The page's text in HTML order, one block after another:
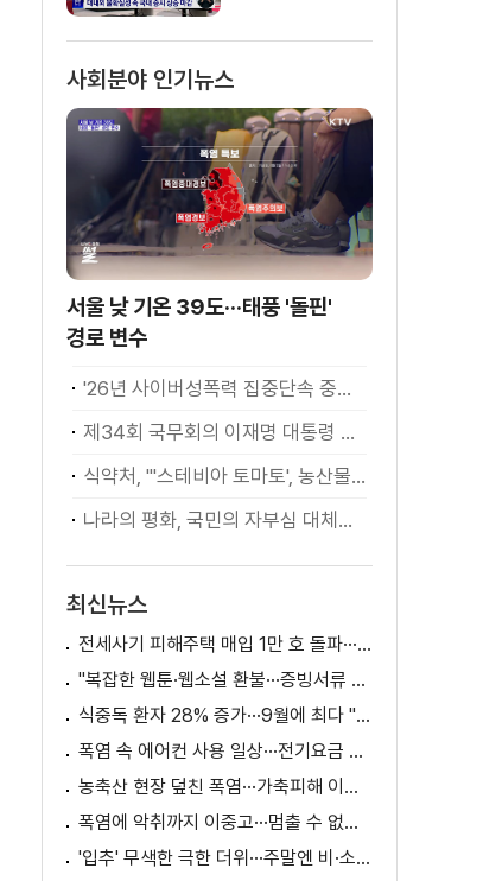
소화
사회분야 인기뉴스
서울 낮 기온 39도···태풍 '돌핀'
경로 변수
'26년 사이버성폭력 집중단속 중간성과 발표···향후 추진계획은?
제34회 국무회의 이재명 대통령 모두발언
식약처, "'스테비아 토마토', 농산물 아닌 가공식품"
나라의 평화, 국민의 자부심 대체불가 대한민국 이재명 대통령 모두말씀
최신뉴스
전세사기 피해주택 매입 1만 호 돌파···피해 지원 속도
"복잡한 웹툰·웹소설 환불···증빙서류 요구까지"
식중독 환자 28% 증가···9월에 최다 "입추 방심 금물"
폭염 속 에어컨 사용 일상···전기요금 줄이려면?
농축산 현장 덮친 폭염···가축피해 이틀 새 28만 마리↑
폭염에 악취까지 이중고···멈출 수 없는 필수노동
'입추' 무색한 극한 더위···주말엔 비·소나기